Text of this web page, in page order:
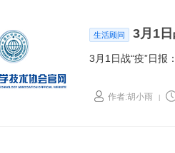
生活顾问 3月1
3月1日战“疫”日报
作者:胡小雨